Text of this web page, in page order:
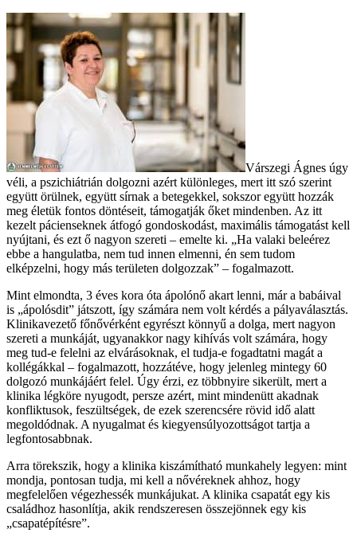
Várszegi Ágnes úgy
véli, a pszichiátrián dolgozni azért különleges, mert itt szó szerint
együtt örülnek, együtt sírnak a betegekkel, sokszor együtt hozzák
meg életük fontos döntéseit, támogatják őket mindenben. Az itt
kezelt pácienseknek átfogó gondoskodást, maximális támogatást kell
nyújtani, és ezt ő nagyon szereti – emelte ki. „Ha valaki beleérez
ebbe a hangulatba, nem tud innen elmenni, én sem tudom
elképzelni, hogy más területen dolgozzak” – fogalmazott.
Mint elmondta, 3 éves kora óta ápolónő akart lenni, már a babáival
is „ápolósdit” játszott, így számára nem volt kérdés a pályaválasztás.
Klinikavezető főnővérként egyrészt könnyű a dolga, mert nagyon
szereti a munkáját, ugyanakkor nagy kihívás volt számára, hogy
meg tud-e felelni az elvárásoknak, el tudja-e fogadtatni magát a
kollégákkal – fogalmazott, hozzátéve, hogy jelenleg mintegy 60
dolgozó munkájáért felel. Úgy érzi, ez többnyire sikerült, mert a
klinika légköre nyugodt, persze azért, mint mindenütt akadnak
konfliktusok, feszültségek, de ezek szerencsére rövid idő alatt
megoldódnak. A nyugalmat és kiegyensúlyozottságot tartja a
legfontosabbnak.
Arra törekszik, hogy a klinika kiszámítható munkahely legyen: mint
mondja, pontosan tudja, mi kell a nővéreknek ahhoz, hogy
megfelelően végezhessék munkájukat. A klinika csapatát egy kis
családhoz hasonlítja, akik rendszeresen összejönnek egy kis
„csapatépítésre”.